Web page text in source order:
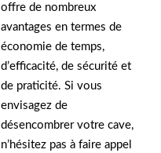
offre de nombreux
avantages en termes de
économie de temps,
d’efficacité, de sécurité et
de praticité. Si vous
envisagez de
désencombrer votre cave,
n’hésitez pas à faire appel